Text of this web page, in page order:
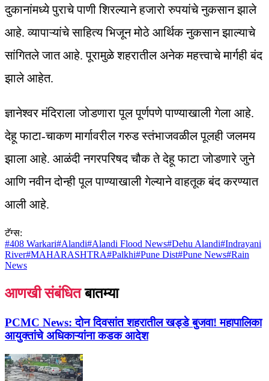
दुकानांमध्ये पुराचे पाणी शिरल्याने हजारो रुपयांचे नुकसान झाले
आहे. व्यापाऱ्यांचे साहित्य भिजून मोठे आर्थिक नुकसान झाल्याचे
सांगितले जात आहे. पूरामुळे शहरातील अनेक महत्त्वाचे मार्गही बंद
झाले आहेत.
ज्ञानेश्वर मंदिराला जोडणारा पूल पूर्णपणे पाण्याखाली गेला आहे.
देहू फाटा-चाकण मार्गावरील गरुड स्तंभाजवळील पूलही जलमय
झाला आहे. आळंदी नगरपरिषद चौक ते देहू फाटा जोडणारे जुने
आणि नवीन दोन्ही पूल पाण्याखाली गेल्याने वाहतूक बंद करण्यात
आली आहे.
टॅग्स:
#408 Warkari#Alandi#Alandi Flood News#Dehu Alandi#Indrayani
River#MAHARASHTRA#Palkhi#Pune Dist#Pune News#Rain
News
आणखी संबंधित बातम्या
PCMC News: दोन दिवसांत शहरातील खड्डे बुजवा! महापालिका
आयुक्तांचे अधिकाऱ्यांना कडक आदेश